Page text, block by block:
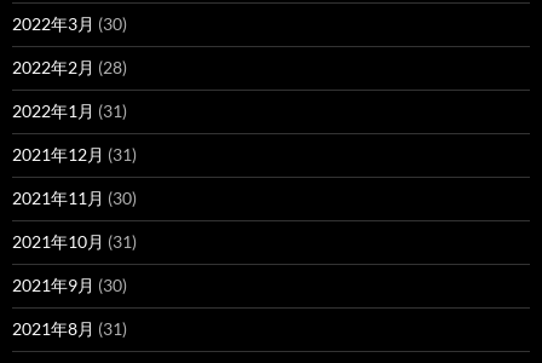
2022年3月 (30)
2022年2月 (28)
2022年1月 (31)
2021年12月 (31)
2021年11月 (30)
2021年10月 (31)
2021年9月 (30)
2021年8月 (31)